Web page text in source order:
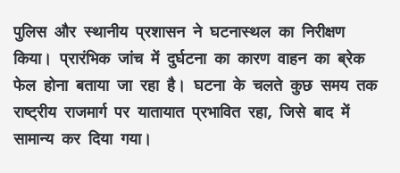
पुलिस और स्थानीय प्रशासन ने घटनास्थल का निरीक्षण
किया। प्रारंभिक जांच में दुर्घटना का कारण वाहन का ब्रेक
फेल होना बताया जा रहा है। घटना के चलते कुछ समय तक
राष्ट्रीय राजमार्ग पर यातायात प्रभावित रहा, जिसे बाद में
सामान्य कर दिया गया।